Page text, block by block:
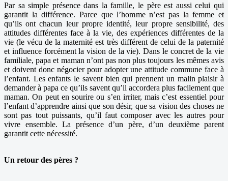
Par sa simple présence dans la famille, le père est aussi celui qui
garantit la différence. Parce que l’homme n’est pas la femme et
qu’ils ont chacun leur propre identité, leur propre sensibilité, des
attitudes différentes face à la vie, des expériences différentes de la
vie (le vécu de la maternité est très différent de celui de la paternité
et influence forcément la vision de la vie). Dans le concret de la vie
familiale, papa et maman n’ont pas non plus toujours les mêmes avis
et doivent donc négocier pour adopter une attitude commune face à
l’enfant. Les enfants le savent bien qui prennent un malin plaisir à
demander à papa ce qu’ils savent qu’il accordera plus facilement que
maman. On peut en sourire ou s’en irriter, mais c’est essentiel pour
l’enfant d’apprendre ainsi que son désir, que sa vision des choses ne
sont pas tout puissants, qu’il faut composer avec les autres pour
vivre ensemble. La présence d’un père, d’un deuxième parent
garantit cette nécessité.
Un retour des pères ?